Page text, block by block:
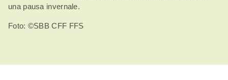
una pausa invernale.
Foto: ©SBB CFF FFS